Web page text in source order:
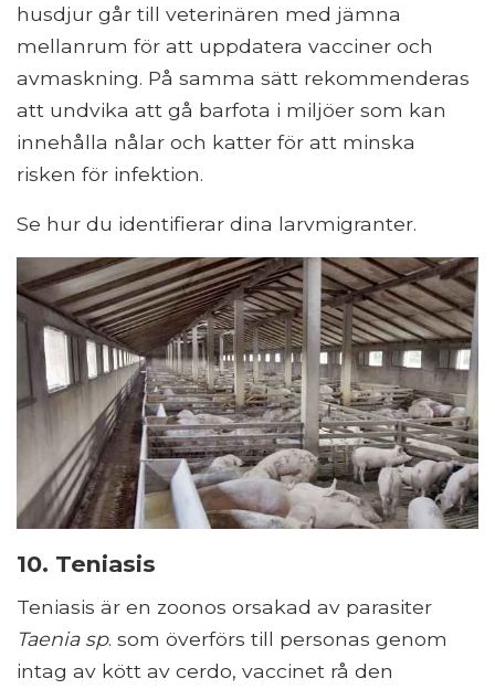
husdjur går till veterinären med jämna
mellanrum för att uppdatera vacciner och
avmaskning. På samma sätt rekommenderas
att undvika att gå barfota i miljöer som kan
innehålla nålar och katter för att minska
risken för infektion.
Se hur du identifierar dina larvmigranter.
10. Teniasis
Teniasis är en zoonos orsakad av parasiter
Taenia sp. som överförs till personas genom
intag av kött av cerdo, vaccinet rå den